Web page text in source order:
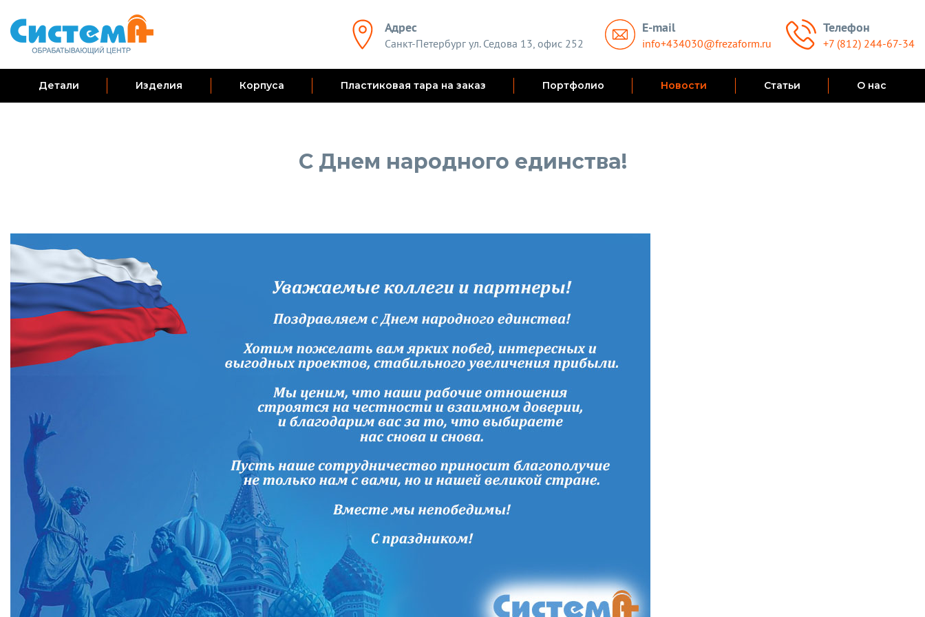
Адрес
Санкт-Петербург ул. Седова 13, офис 252
E-mail
info+434030@frezaform.ru
Телефон
+7 (812) 244-67-34
Детали Изделия Корпуса Пластиковая тара на заказ Портфолио Новости Статьи О нас
С Днем народного единства!